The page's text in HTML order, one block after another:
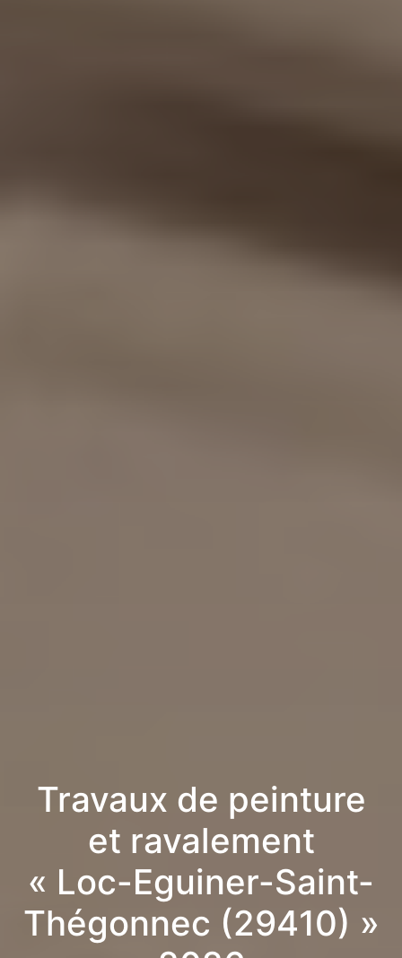
Travaux de peinture
et ravalement
« Loc-Eguiner-Saint-
Thégonnec (29410) »